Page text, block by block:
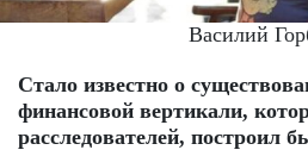
Василий
Стало известно о
финансовой вертикали,
расследователей, построил